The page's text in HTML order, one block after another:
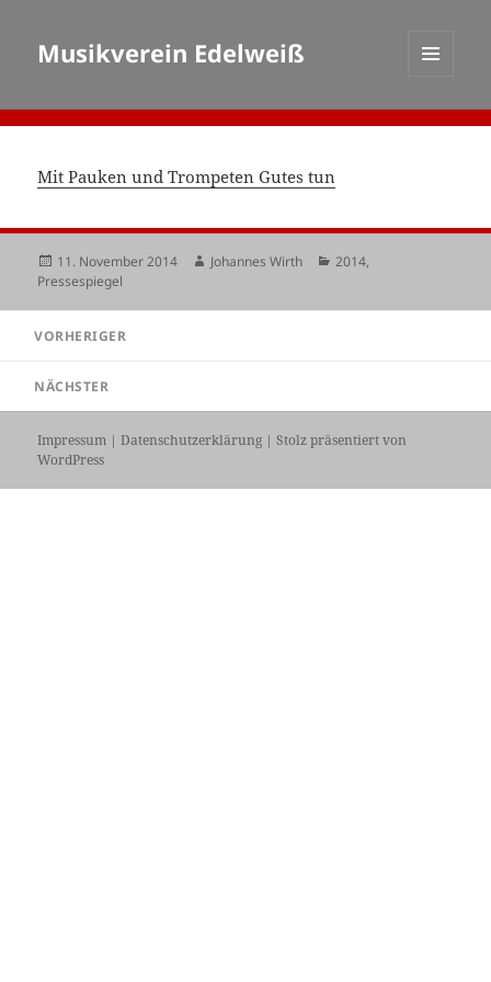
Musikverein Edelweiß
WIDGETS
Mit Pauken und Trompeten Gutes tun
Veröffentlicht
am
11. November 2014 Autor
Johannes Wirth Kategorien
2014,
Pressespiegel
VORHERIGER
Beitrag:
NÄCHSTER
Nächster
Beitrag:
Impressum |Datenschutzerklärung |Stolz präsentiert von
WordPress